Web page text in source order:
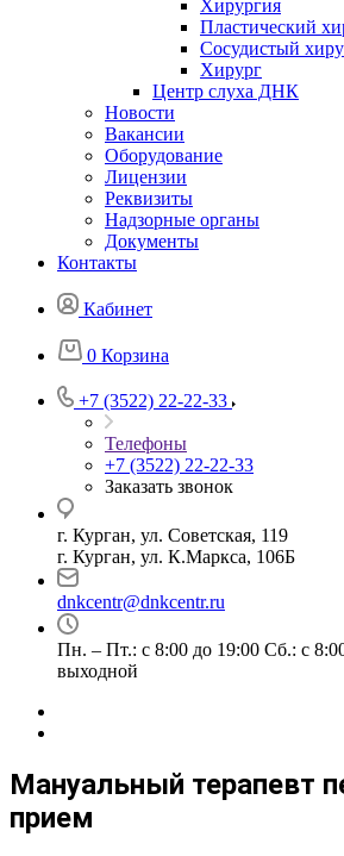
Хирургия
Пластический
Сосудистый
Хирург
Центр слуха ДНК
Новости
Вакансии
Оборудование
Лицензии
Реквизиты
Надзорные органы
Документы
Контакты
Кабинет
0 Корзина
+7 (3522) 22-22-33
Телефоны
+7 (3522) 22-22-33
Заказать звонок
г. Курган, ул. Советская, 119
г. Курган, ул. К.Маркса, 106Б
dnkcentr@dnkcentr.ru
Пн. – Пт.: с 8:00 до 19:00 Сб.: с
выходной
Мануальный терапевт
прием